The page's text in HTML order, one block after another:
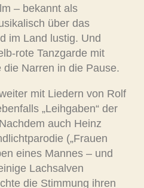
– bekannt als
über das
im Land lustig. Und
rote Tanzgarde mit
Narren in die Pause.
mit Liedern von Rolf
„Leihgaben“ der
auch Heinz
(„Frauen
eines Mannes – und
Lachsalven
die Stimmung ihren